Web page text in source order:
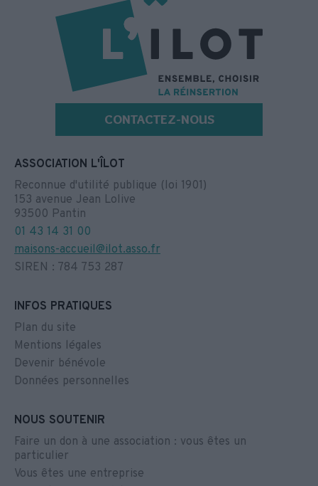
CONTACTEZ-NOUS
ASSOCIATION L'ÎLOT
Reconnue d'utilité publique (loi 1901)
153 avenue Jean Lolive
93500 Pantin
01 43 14 31 00
maisons-accueil@ilot.asso.fr
SIREN : 784 753 287
INFOS PRATIQUES
Plan du site
Mentions légales
Devenir bénévole
Données personnelles
NOUS SOUTENIR
Faire un don à une association : vous êtes un
particulier
Vous êtes une entreprise